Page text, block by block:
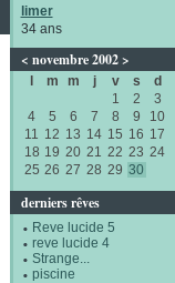
limer
34 ans
< novembre 2002 >
m m j v s
d
1
2
3
4
5 6 7 8 9
10
11 12 13 14 15 16 17
18 19 20 21 22 23 24
25 26 27 28 29 30
derniers rêves
Reve lucide 5
reve lucide 4
Strange...
piscine